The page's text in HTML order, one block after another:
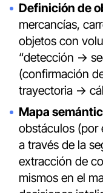
Definición de
mercancías,
objetos con
“detección →
(confirmación
trayectoria →
Mapa
obstáculos (por
a través de la
extracción de
mismos en el